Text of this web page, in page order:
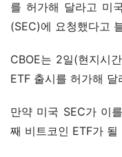
를 허가해 달라고 미
(SEC)에 요청했다고
CBOE는 2일(현지시
ETF 출시를 허가해
만약 미국 SEC가 이
째 비트코인 ETF가 될